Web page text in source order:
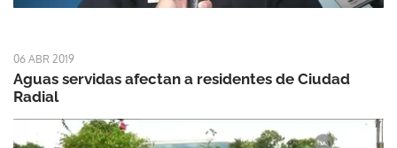
06 ABR 2019
Aguas servidas afectan a residentes de Ciudad
Radial